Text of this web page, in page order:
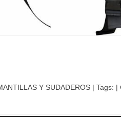
Y SUDADEROS| Tags: |